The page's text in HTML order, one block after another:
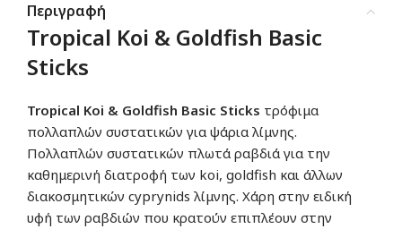
Περιγραφή
Tropical Koi & Goldfish Basic
Sticks
Tropical Koi & Goldfish Basic Sticks τρόφιμα
πολλαπλών συστατικών για ψάρια λίμνης.
Πολλαπλών συστατικών πλωτά ραβδιά για την
καθημερινή διατροφή των koi, goldfish και άλλων
διακοσμητικών cyprynids λίμνης. Χάρη στην ειδική
υφή των ραβδιών που κρατούν επιπλέουν στην